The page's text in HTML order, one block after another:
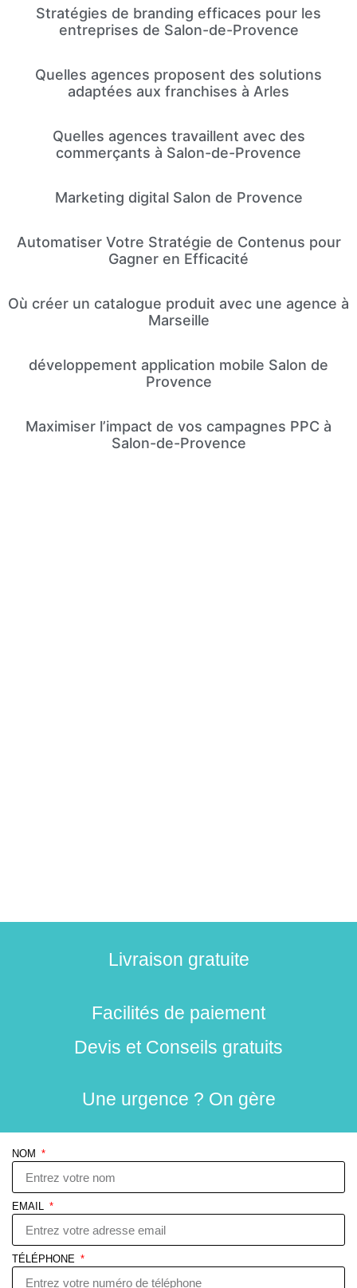
Stratégies de branding efficaces pour les
entreprises de Salon-de-Provence
Quelles agences proposent des solutions
adaptées aux franchises à Arles
Quelles agences travaillent avec des
commerçants à Salon-de-Provence
Marketing digital Salon de Provence
Automatiser Votre Stratégie de Contenus pour
Gagner en Efficacité
Où créer un catalogue produit avec une agence à
Marseille
développement application mobile Salon de
Provence
Maximiser l’impact de vos campagnes PPC à
Salon-de-Provence
Livraison gratuite
Facilités de paiement
Devis et Conseils gratuits
Une urgence ? On gère
NOM
EMAIL
TÉLÉPHONE